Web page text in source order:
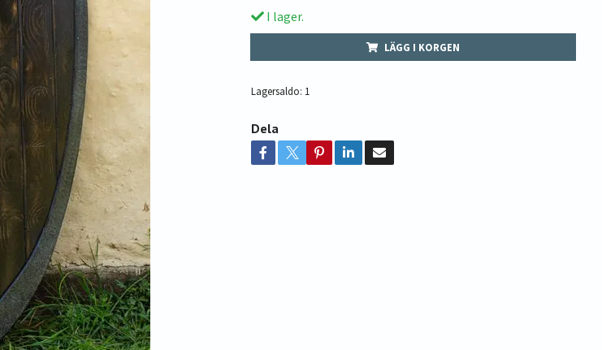
I lager.
LÄGG I KORGEN
Lagersaldo: 1
Dela